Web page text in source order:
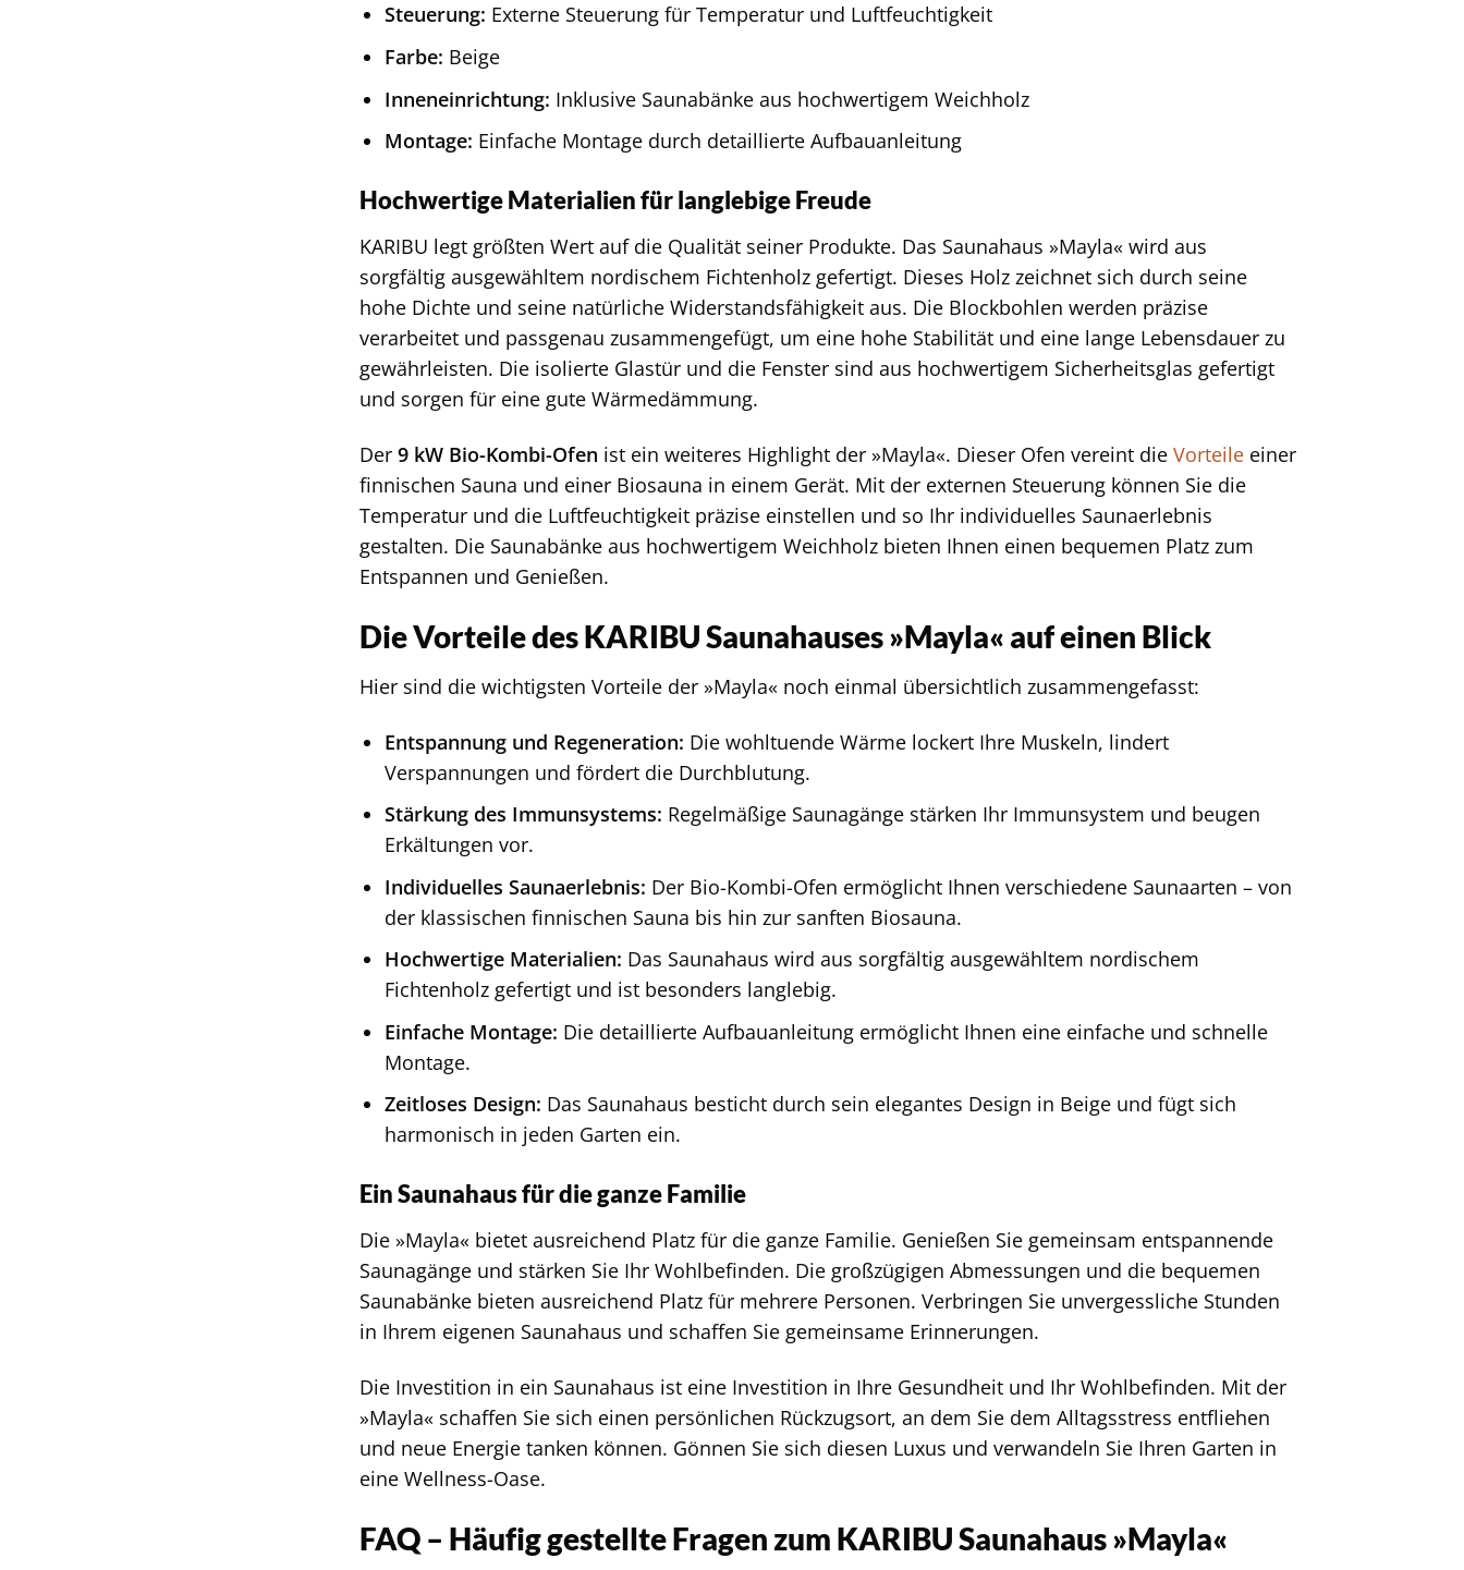
Steuerung: Externe Steuerung für Temperatur und Luftfeuchtigkeit
Farbe: Beige
Inneneinrichtung: Inklusive Saunabänke aus hochwertigem Weichholz
Montage: Einfache Montage durch detaillierte Aufbauanleitung
Hochwertige Materialien für langlebige Freude
KARIBU legt größten Wert auf die Qualität seiner Produkte. Das Saunahaus »Mayla« wird aus
sorgfältig ausgewähltem nordischem Fichtenholz gefertigt. Dieses Holz zeichnet sich durch seine
hohe Dichte und seine natürliche Widerstandsfähigkeit aus. Die Blockbohlen werden präzise
verarbeitet und passgenau zusammengefügt, um eine hohe Stabilität und eine lange Lebensdauer zu
gewährleisten. Die isolierte Glastür und die Fenster sind aus hochwertigem Sicherheitsglas gefertigt
und sorgen für eine gute Wärmedämmung.
Der9 kW Bio-Kombi-Ofen ist ein weiteres Highlight der »Mayla«. Dieser Ofen vereint dieVorteile einer
finnischen Sauna und einer Biosauna in einem Gerät. Mit der externen Steuerung können Sie die
Temperatur und die Luftfeuchtigkeit präzise einstellen und so Ihr individuelles Saunaerlebnis
gestalten. Die Saunabänke aus hochwertigem Weichholz bieten Ihnen einen bequemen Platz zum
Entspannen und Genießen.
Die Vorteile des KARIBU Saunahauses »Mayla« auf einen Blick
Hier sind die wichtigsten Vorteile der »Mayla« noch einmal übersichtlich zusammengefasst:
Entspannung und Regeneration: Die wohltuende Wärme lockert Ihre Muskeln, lindert
Verspannungen und fördert die Durchblutung.
Stärkung des Immunsystems: Regelmäßige Saunagänge stärken Ihr Immunsystem und beugen
Erkältungen vor.
Individuelles Saunaerlebnis: Der Bio-Kombi-Ofen ermöglicht Ihnen verschiedene Saunaarten – von
der klassischen finnischen Sauna bis hin zur sanften Biosauna.
Hochwertige Materialien: Das Saunahaus wird aus sorgfältig ausgewähltem nordischem
Fichtenholz gefertigt und ist besonders langlebig.
Einfache Montage: Die detaillierte Aufbauanleitung ermöglicht Ihnen eine einfache und schnelle
Montage.
Zeitloses Design: Das Saunahaus besticht durch sein elegantes Design in Beige und fügt sich
harmonisch in jeden Garten ein.
Ein Saunahaus für die ganze Familie
Die »Mayla« bietet ausreichend Platz für die ganze Familie. Genießen Sie gemeinsam entspannende
Saunagänge und stärken Sie Ihr Wohlbefinden. Die großzügigen Abmessungen und die bequemen
Saunabänke bieten ausreichend Platz für mehrere Personen. Verbringen Sie unvergessliche Stunden
in Ihrem eigenen Saunahaus und schaffen Sie gemeinsame Erinnerungen.
Die Investition in ein Saunahaus ist eine Investition in Ihre Gesundheit und Ihr Wohlbefinden. Mit der
»Mayla« schaffen Sie sich einen persönlichen Rückzugsort, an dem Sie dem Alltagsstress entfliehen
und neue Energie tanken können. Gönnen Sie sich diesen Luxus und verwandeln Sie Ihren Garten in
eine Wellness-Oase.
FAQ – Häufig gestellte Fragen zum KARIBU Saunahaus »Mayla«